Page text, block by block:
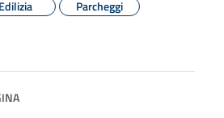
Edilizia
Parcheggi